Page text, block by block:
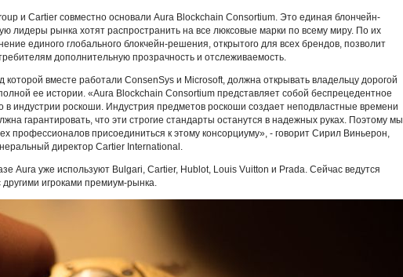
и Cartier совместно основали Aura Blockchain Consortium. Это единая блончейн-
лидеры рынка хотят распространить на все люксовые марки по всему миру. По их
единого глобального блокчейн-решения, открытого для всех брендов, позволит
дополнительную прозрачность и отслеживаемость.
которой вместе работали ConsenSys и Microsoft, должна открывать владельцу дорогой
ее истории. «Aura Blockchain Consortium представляет собой беспрецедентное
в индустрии роскоши. Индустрия предметов роскоши создает неподвластные времени
гарантировать, что эти строгие стандарты останутся в надежных руках. Поэтому мы
профессионалов присоединиться к этому консорциуму», - говорит Сирил Виньерон,
директор Cartier International.
Aura уже используют Bulgari, Cartier, Hublot, Louis Vuitton и Prada. Сейчас ведутся
другими игроками премиум-рынка.